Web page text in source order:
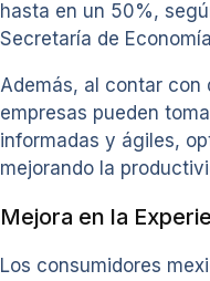
hasta en un 50%,
Secretaría de
Además, al contar con
empresas pueden
informadas y ágiles,
mejorando la
Mejora en la
Los consumidores